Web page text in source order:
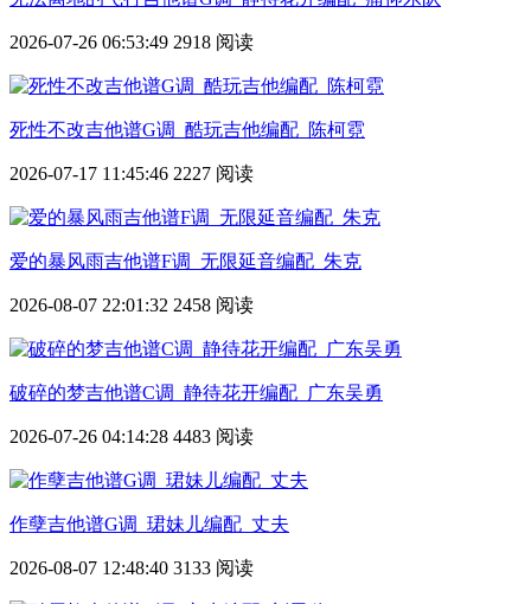
2026-07-26 06:53:49 2918 阅读
死性不改吉他谱G调_酷玩吉他编配_陈柯霓
2026-07-17 11:45:46 2227 阅读
爱的暴风雨吉他谱F调_无限延音编配_朱克
2026-08-07 22:01:32 2458 阅读
破碎的梦吉他谱C调_静待花开编配_广东吴勇
2026-07-26 04:14:28 4483 阅读
作孽吉他谱G调_珺妹儿编配_丈夫
2026-08-07 12:48:40 3133 阅读